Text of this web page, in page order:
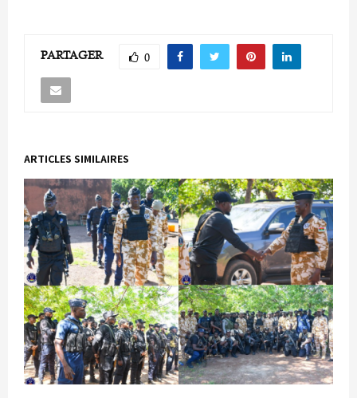
PARTAGER 0
ARTICLES SIMILAIRES